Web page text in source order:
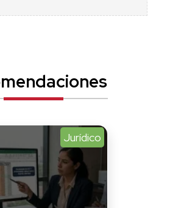
Jurídico